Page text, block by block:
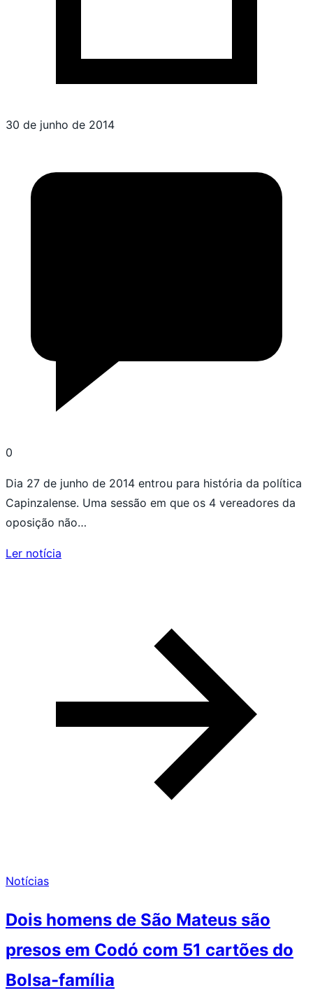
30 de junho de 2014
0
Dia 27 de junho de 2014 entrou para história da política
Capinzalense. Uma sessão em que os 4 vereadores da
oposição não…
Ler notícia
Notícias
Dois homens de São Mateus são
presos em Codó com 51 cartões do
Bolsa-família